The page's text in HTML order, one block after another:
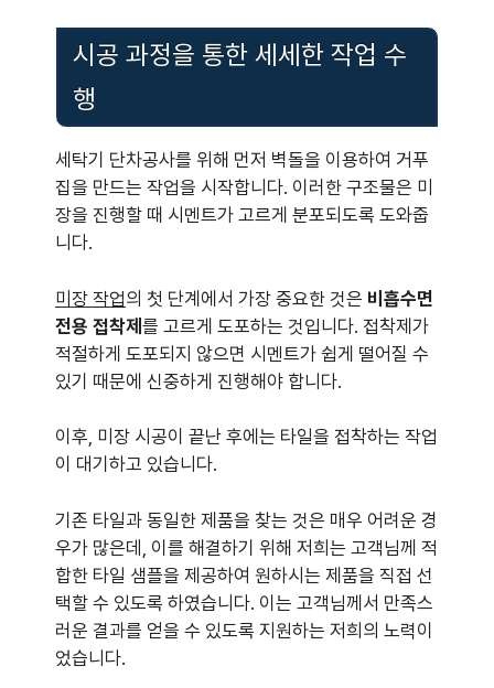
시공 과정을 통한 세세한 작업 수
행
세탁기 단차공사를 위해 먼저 벽돌을 이용하여 거푸
집을 만드는 작업을 시작합니다. 이러한 구조물은 미
장을 진행할 때 시멘트가 고르게 분포되도록 도와줍
니다.
미장 작업의 첫 단계에서 가장 중요한 것은 비흡수면
전용 접착제 를 고르게 도포하는 것입니다. 접착제가
적절하게 도포되지 않으면 시멘트가 쉽게 떨어질 수
있기 때문에 신중하게 진행해야 합니다.
이후, 미장 시공이 끝난 후에는 타일을 접착하는 작업
이 대기하고 있습니다.
기존 타일과 동일한 제품을 찾는 것은 매우 어려운 경
우가 많은데, 이를 해결하기 위해 저희는 고객님께 적
합한 타일 샘플을 제공하여 원하시는 제품을 직접 선
택할 수 있도록 하였습니다. 이는 고객님께서 만족스
러운 결과를 얻을 수 있도록 지원하는 저희의 노력이
었습니다.